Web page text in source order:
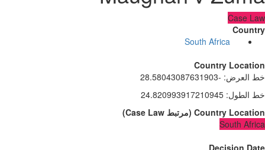
Case
South Africa
Country
العرض:
-28.58043087631903
الطول:
24.820993917210945
Country
(مرتبط Case Law
)
South
Decision